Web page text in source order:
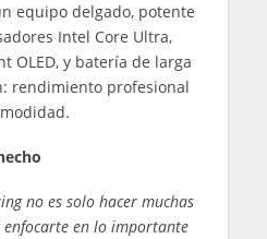
equipo delgado, potente
Intel Core Ultra,
OLED, y batería de larga
rendimiento profesional
no es solo hacer muchas
enfocarte en lo importante